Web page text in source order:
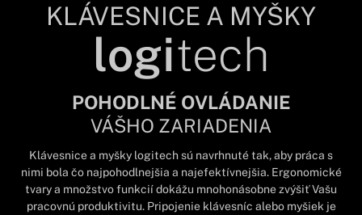
KLÁVESNICE A MYŠKY
logitech
POHODLNÉ OVLÁDANIE
VÁŠHO ZARIADENIA
Klávesnice a myšky logitech sú navrhnuté tak, aby práca s
nimi bola čo najpohodlnejšia a najefektívnejšia. Ergonomické
tvary a množstvo funkcií dokážu mnohonásobne zvýšiť Vašu
pracovnú produktivitu. Pripojenie klávesníc alebo myšiek je